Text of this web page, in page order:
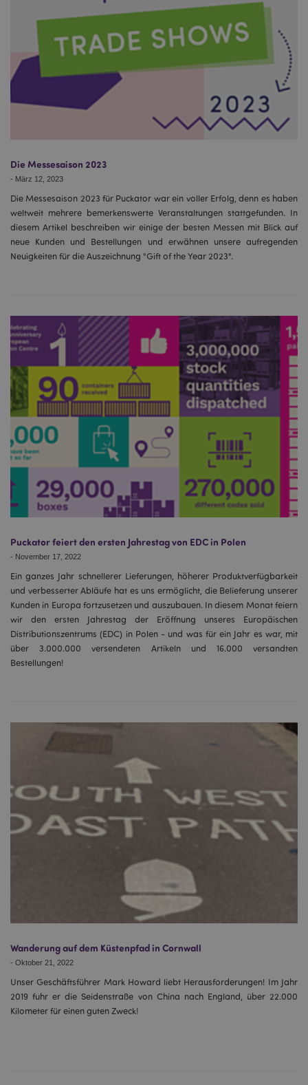
Die Messesaison 2023
- März 12, 2023
Die Messesaison 2023 für Puckator war ein voller Erfolg, denn es haben
weltweit mehrere bemerkenswerte Veranstaltungen stattgefunden. In
diesem Artikel beschreiben wir einige der besten Messen mit Blick auf
neue Kunden und Bestellungen und erwähnen unsere aufregenden
Neuigkeiten für die Auszeichnung "Gift of the Year 2023".
Puckator feiert den ersten Jahrestag von EDC in Polen
- November 17, 2022
Ein ganzes Jahr schnellerer Lieferungen, höherer Produktverfügbarkeit
und verbesserter Abläufe hat es uns ermöglicht, die Belieferung unserer
Kunden in Europa fortzusetzen und auszubauen. In diesem Monat feiern
wir den ersten Jahrestag der Eröffnung unseres Europäischen
Distributionszentrums (EDC) in Polen - und was für ein Jahr es war, mit
über 3.000.000 versendeten Artikeln und 16.000 versandten
Bestellungen!
Wanderung auf dem Küstenpfad in Cornwall
- Oktober 21, 2022
Unser Geschäftsführer Mark Howard liebt Herausforderungen! Im Jahr
2019 fuhr er die Seidenstraße von China nach England, über 22.000
Kilometer für einen guten Zweck!